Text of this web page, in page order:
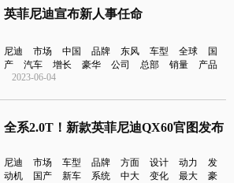
英菲尼迪宣布新人事任命
尼迪 市场 中国 品牌 东风 车型 全球
国
产
汽车 增长 豪华 公司 总部 销量
产品
2023-06-04
全系2.0T！新款英菲尼迪QX60官图发布
尼迪 市场 车型 品牌 方面 设计 动力
发
动机
国产 新车 系统 中大 变化 最大
豪